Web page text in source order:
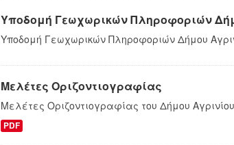
Υποδομή Γεωχωρικών Πληροφοριών
Υποδομή Γεωχωρικών Πληροφοριών Δήμου
Μελέτες Οριζοντιογραφίας
Μελέτες Οριζοντιογραφίας του Δήμου Αγρινίου
PDF